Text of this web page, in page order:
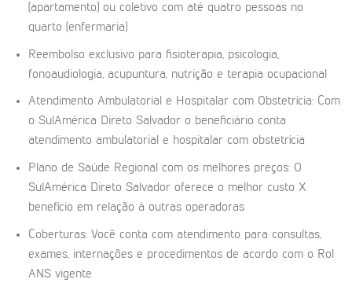
(apartamento) ou coletivo com até quatro pessoas no
quarto (enfermaria)
Reembolso exclusivo para fisioterapia, psicologia,
fonoaudiologia, acupuntura, nutrição e terapia ocupacional
Atendimento Ambulatorial e Hospitalar com Obstetrícia: Com
o SulAmérica Direto Salvador o beneficiário conta
atendimento ambulatorial e hospitalar com obstetrícia
Plano de Saúde Regional com os melhores preços: O
SulAmérica Direto Salvador oferece o melhor custo X
benefício em relação à outras operadoras
Coberturas: Você conta com atendimento para consultas,
exames, internações e procedimentos de acordo com o Rol
ANS vigente